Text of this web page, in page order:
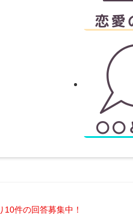
10件の回答募集中！